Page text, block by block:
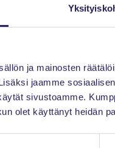
ja mainosten
jaamme
sivustoamme.
olet käyttänyt heidän